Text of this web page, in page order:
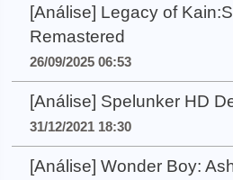
[Análise] Legacy of
Remastered
26/09/2025 06:53
[Análise] Spelunker HD
31/12/2021 18:30
[Análise] Wonder Boy: